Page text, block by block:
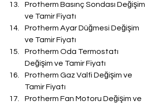
Protherm Basınç Sondası Değişim
ve Tamir Fiyatı
Protherm Ayar Düğmesi Değişim
ve Tamir Fiyatı
Protherm Oda Termostatı
Değişim ve Tamir Fiyatı
Protherm Gaz Valfi Değişim ve
Tamir Fiyatı
Protherm Fan Motoru Değişim ve